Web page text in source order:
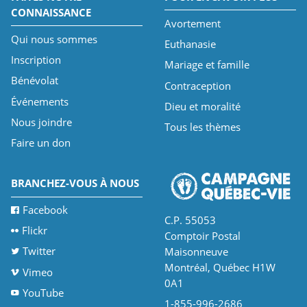
CONNAISSANCE
Qui nous sommes
Inscription
Bénévolat
Événements
Nous joindre
Faire un don
Avortement
Euthanasie
Mariage et famille
Contraception
Dieu et moralité
Tous les thèmes
BRANCHEZ-VOUS À NOUS
Facebook
Flickr
Twitter
Vimeo
YouTube
C.P. 55053
Comptoir Postal
Maisonneuve
Montréal, Québec H1W
0A1
1-855-996-2686